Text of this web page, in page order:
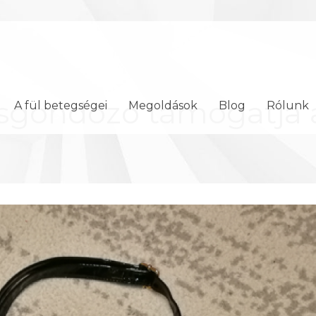
A fül betegségei Megoldások Blog Rólunk
támogatja